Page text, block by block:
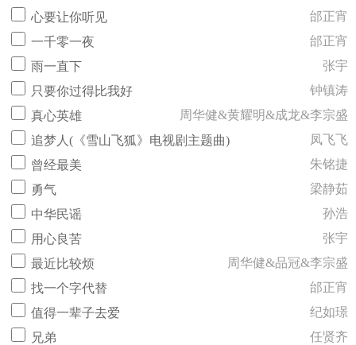
心要让你听见
邰正宵
一千零一夜
邰正宵
雨一直下
张宇
只要你过得比我好
钟镇涛
真心英雄
周华健&黄耀明&成龙&李宗盛
追梦人(《雪山飞狐》电视剧主题曲)
凤飞飞
曾经最美
朱铭捷
勇气
梁静茹
中华民谣
孙浩
用心良苦
张宇
最近比较烦
周华健&品冠&李宗盛
找一个字代替
邰正宵
值得一辈子去爱
纪如璟
兄弟
任贤齐